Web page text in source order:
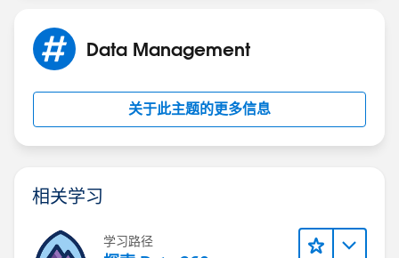
Data Management
关于此主题的更多信息
相关学习
学习路径